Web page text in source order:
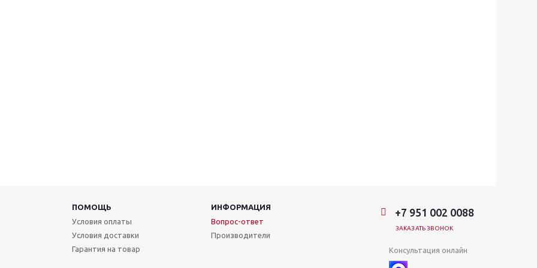
ПОМОЩЬ
ИНФОРМАЦИЯ
Условия оплаты
Условия доставки
Гарантия на товар
Вопрос-ответ
Производители
+7 951 002 0088
ЗАКАЗАТЬ ЗВОНОК
Консультация онлайн